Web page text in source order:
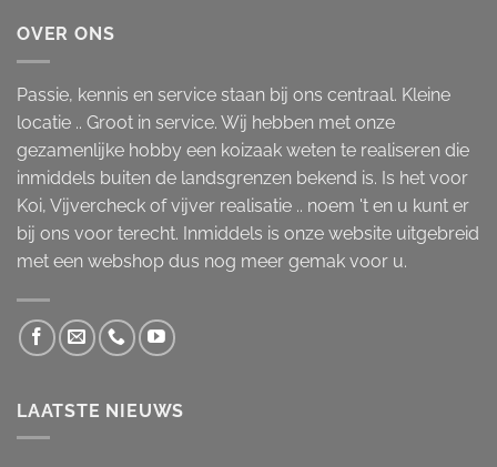
OVER ONS
Passie, kennis en service staan bij ons centraal. Kleine
locatie .. Groot in service. Wij hebben met onze
gezamenlijke hobby een koizaak weten te realiseren die
inmiddels buiten de landsgrenzen bekend is. Is het voor
Koi, Vijvercheck of vijver realisatie .. noem 't en u kunt er
bij ons voor terecht. Inmiddels is onze website uitgebreid
met een webshop dus nog meer gemak voor u.
LAATSTE NIEUWS